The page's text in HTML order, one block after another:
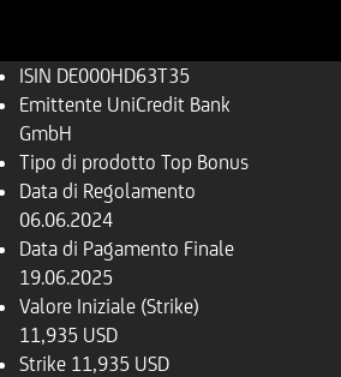
ISIN DE000HD63T35
Emittente UniCredit Bank
GmbH
Tipo di prodotto Top Bonus
Data di Regolamento
06.06.2024
Data di Pagamento Finale
19.06.2025
Valore Iniziale (Strike)
11,935 USD
Strike 11,935 USD